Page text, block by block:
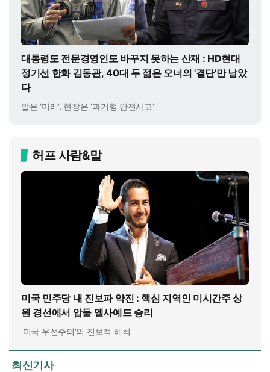
대통령도 전문경영인도 바꾸지 못하는 산재 : HD현대
정기선 한화 김동관, 40대 두 젊은 오너의 '결단'만 남았
다
말은 '미래', 현장은 '과거형 안전사고'
허프 사람&말
미국 민주당 내 진보파 약진 : 핵심 지역인 미시간주 상
원 경선에서 압둘 엘사예드 승리
'미국 우선주의'의 진보적 해석
최신기사